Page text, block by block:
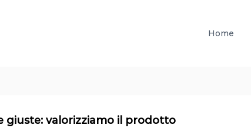
Home
giuste: valorizziamo il prodotto